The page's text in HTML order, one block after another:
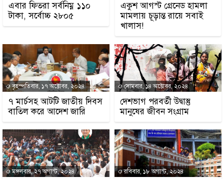
এবার ফিতরা সর্বনিম্ন ১১০
টাকা, সর্বোচ্চ ২৮০৫
একুশ আগস্ট গ্রেনেড হামলা
মামলায় চূড়ান্ত রায়ে সবাই
খালাস!
বৃহস্পতিবার, ১৭ অক্টোবর, ২০২৪
৭ মার্চসহ আটটি জাতীয় দিবস
বাতিল করে আদেশ জারি
সোমবার, ১৪ অক্টোবর, ২০২৪
দেশভাগ পরবর্তী উদ্বাস্তু
মানুষের জীবন সংগ্রাম
মঙ্গলবার, ২৭ অগাস্ট, ২০২৪ রবিবার, ১৮ অগাস্ট, ২০২৪